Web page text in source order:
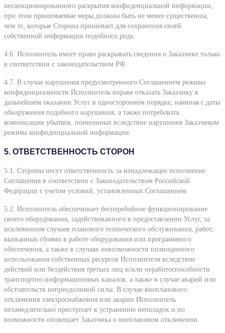
несанкционированного раскрытия конфиденциальной информации,
при этом принимаемые меры должны быть не менее существенны,
чем те, которые Сторона принимает для сохранения своей
собственной информации подобного рода.
4.6. Исполнитель имеет право раскрывать сведения о Заказчике только
в соответствии с законодательством РФ.
4.7. В случае нарушения предусмотренного Соглашением режима
конфиденциальности Исполнитель вправе отказать Заказчику в
дальнейшем оказании Услуг в одностороннем порядке, начиная с даты
обнаружения подобного нарушения, а также потребовать
компенсации убытков, понесенных вследствие нарушения Заказчиком
режима конфиденциальной информации.
5. ОТВЕТСТВЕННОСТЬ СТОРОН
5.1. Стороны несут ответственность за ненадлежащее исполнение
Соглашения в соответствии с Законодательством Российской
Федерации с учетом условий, установленных Соглашением.
5.2. Исполнитель обеспечивает бесперебойное функционирование
своего оборудования, задействованного в предоставлении Услуг, за
исключением случаев планового технического обслуживания, работ,
вызванных сбоями в работе оборудования или программного
обеспечения, а также в случаях невозможности полноценного
использования собственных ресурсов Исполнителя вследствие
действий или бездействия третьих лиц и/или неработоспособности
транспортно-информационных каналов, а также в случае аварий или
обстоятельств непреодолимой силы. В случае внепланового
отключения электроснабжения или аварии Исполнитель
незамедлительно приступает к устранению неполадок и по
возможности оповещает Заказчика о внеплановом отключении.